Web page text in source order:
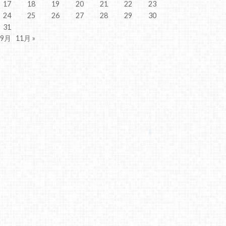
17 18 19 20 21 22
23
24
25 26 27 28 29
30
31
月
11月 »